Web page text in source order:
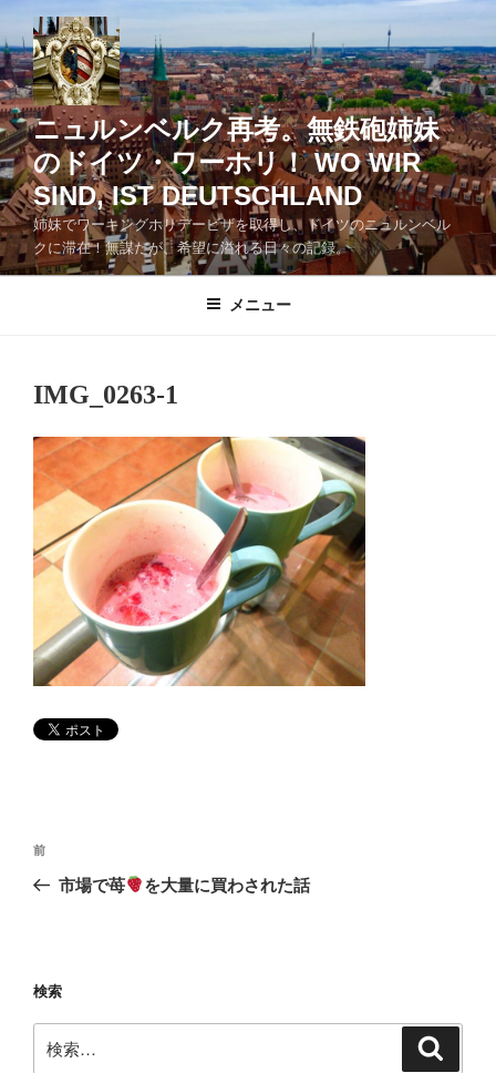
コ
ン
テ
ン
ツ
へ
ス
キ
ッ
プ
ニュルンベルク再考。無鉄砲姉妹
のドイツ・ワーホリ！ WO WIR
SIND, IST DEUTSCHLAND
姉妹でワーキングホリデービザを取得し、ドイツのニュルンベル
クに滞在！無謀だが、希望に溢れる日々の記録。
メニュー
IMG_0263-1
投
ナ
ー
シ
ョ
前
の
前
市場で苺 を大量に買わされた話
検索
索: